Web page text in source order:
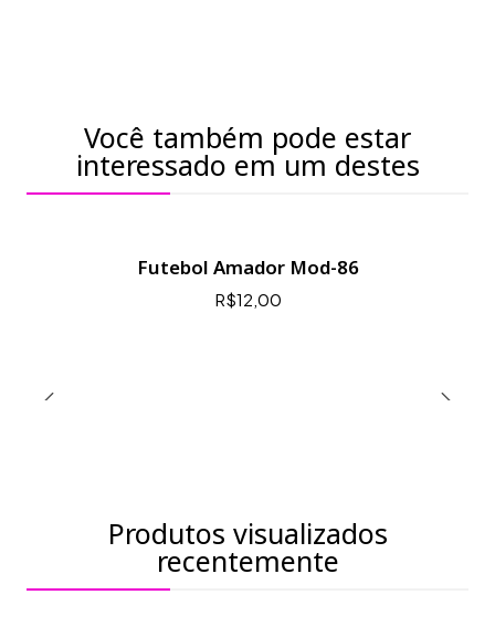
Você também pode estar
interessado em um destes
Futebol Amador Mod-86
R$12,00
Produtos visualizados
recentemente